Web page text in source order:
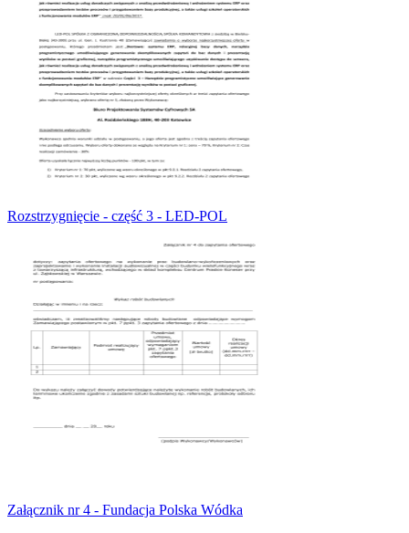
Rozstrzygnięcie - część 3 - LED-POL
Załącznik nr 4 - Fundacja Polska Wódka